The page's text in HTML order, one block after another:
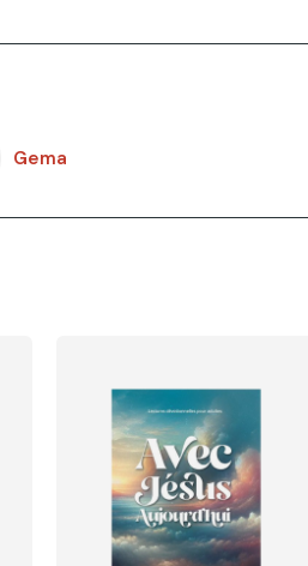
Gema